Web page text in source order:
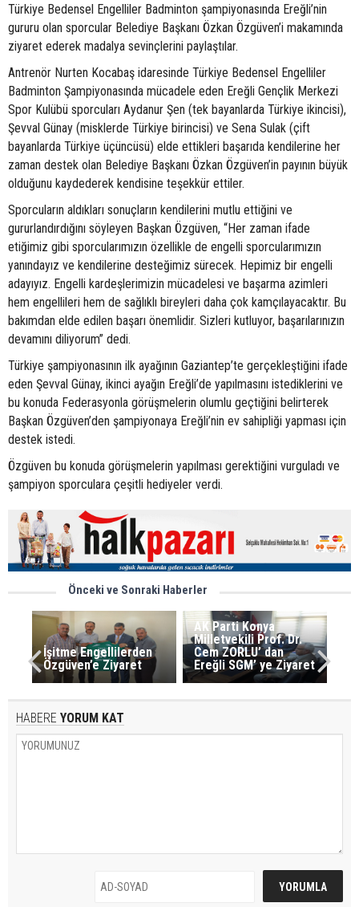
Türkiye Bedensel Engelliler Badminton şampiyonasında Ereğli’nin
gururu olan sporcular Belediye Başkanı Özkan Özgüven’i makamında
ziyaret ederek madalya sevinçlerini paylaştılar.
Antrenör Nurten Kocabaş idaresinde Türkiye Bedensel Engelliler
Badminton Şampiyonasında mücadele eden Ereğli Gençlik Merkezi
Spor Kulübü sporcuları Aydanur Şen (tek bayanlarda Türkiye ikincisi),
Şevval Günay (misklerde Türkiye birincisi) ve Sena Sulak (çift
bayanlarda Türkiye üçüncüsü) elde ettikleri başarıda kendilerine her
zaman destek olan Belediye Başkanı Özkan Özgüven’in payının büyük
olduğunu kaydederek kendisine teşekkür ettiler.
Sporcuların aldıkları sonuçların kendilerini mutlu ettiğini ve
gururlandırdığını söyleyen Başkan Özgüven, “Her zaman ifade
etiğimiz gibi sporcularımızın özellikle de engelli sporcularımızın
yanındayız ve kendilerine desteğimiz sürecek. Hepimiz bir engelli
adayıyız. Engelli kardeşlerimizin mücadelesi ve başarma azimleri
hem engellileri hem de sağlıklı bireyleri daha çok kamçılayacaktır. Bu
bakımdan elde edilen başarı önemlidir. Sizleri kutluyor, başarılarınızın
devamını diliyorum” dedi.
Türkiye şampiyonasının ilk ayağının Gaziantep’te gerçekleştiğini ifade
eden Şevval Günay, ikinci ayağın Ereğli’de yapılmasını istediklerini ve
bu konuda Federasyonla görüşmelerin olumlu geçtiğini belirterek
Başkan Özgüven’den şampiyonaya Ereğli’nin ev sahipliği yapması için
destek istedi.
Özgüven bu konuda görüşmelerin yapılması gerektiğini vurguladı ve
şampiyon sporculara çeşitli hediyeler verdi.
Önceki ve Sonraki Haberler
İşitme Engellilerden
Özgüven’e Ziyaret
AK Parti Konya
Milletvekili Prof. Dr.
Cem ZORLU’ dan
Ereğli SGM’ ye Ziyaret
HABERE YORUM KAT